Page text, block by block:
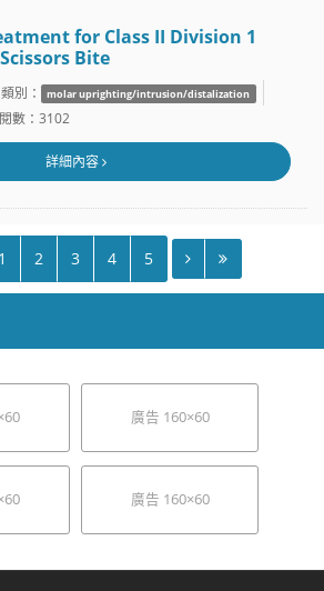
for Class II Division 1
Bite
類別： molar uprighting/intrusion/distalization
數：3102
詳細內容
1 2 3 4 5
廣告 160×60
廣告 160×60